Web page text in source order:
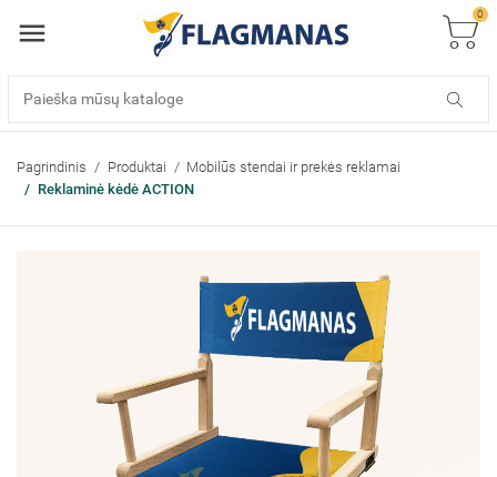
0
Pagrindinis Produktai
Mobilūs stendai ir prekės reklamai
Reklaminė kėdė ACTION